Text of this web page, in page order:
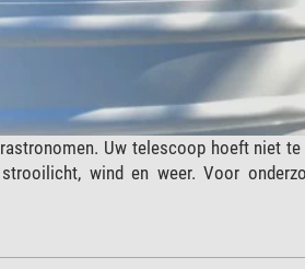
Uw telescoop hoeft niet
wind en weer. Voor